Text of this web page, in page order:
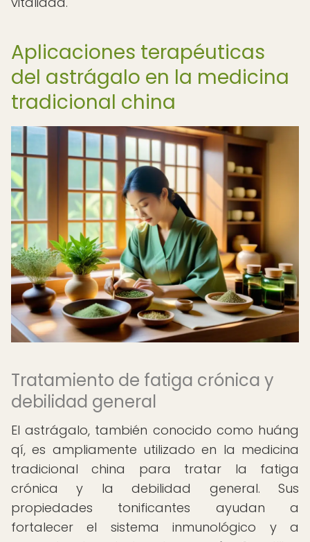
Aplicaciones terapéuticas
del astrágalo en la medicina
tradicional china
Tratamiento de fatiga crónica y
debilidad general
El astrágalo, también conocido como huáng
qí, es ampliamente utilizado en la medicina
tradicional china para tratar la fatiga
crónica y la debilidad general. Sus
propiedades tonificantes ayudan a
fortalecer el sistema inmunológico y a